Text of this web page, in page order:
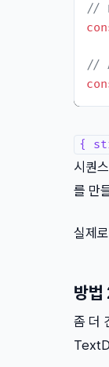
//
//
{
시퀀
를 만
실제
방법
좀 더